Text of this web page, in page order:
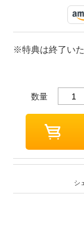
※特典は終了いた
数量
シ